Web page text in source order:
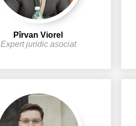
Pîrvan Viorel
Expert juridic asociat